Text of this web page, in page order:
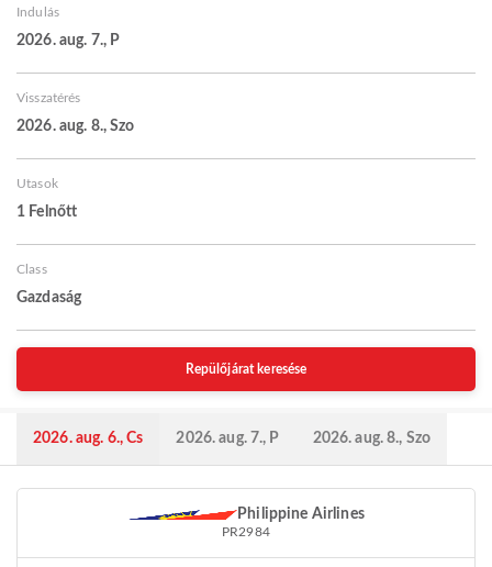
Indulás
2026. aug. 7., P
Visszatérés
2026. aug. 8., Szo
Utasok
1 Felnőtt
Class
Gazdaság
Repülőjárat keresése
2026. aug. 6., Cs 2026. aug. 7., P 2026. aug. 8., Szo
Philippine Airlines
PR2984